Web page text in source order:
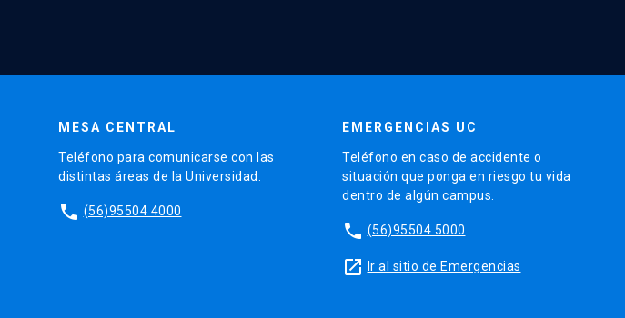
MESA CENTRAL
Teléfono para comunicarse con las
distintas áreas de la Universidad.
phone (56)95504 4000
EMERGENCIAS UC
Teléfono en caso de accidente o
situación que ponga en riesgo tu vida
dentro de algún campus.
phone (56)95504 5000
launch Ir al sitio de Emergencias